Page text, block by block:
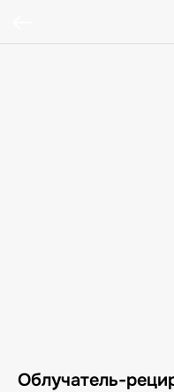
Облучатель-